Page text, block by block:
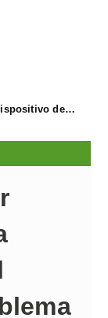
Llanera ultima el dispositivo de coordinación de seguridad para el I Concurso-Exposición de Ganado Equino y FAPEA